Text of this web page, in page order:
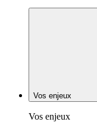
Vos enjeux
Vos enjeux